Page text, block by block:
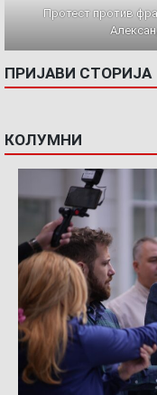
Протест против
ПРИЈАВИ СТОРИЈА
КОЛУМНИ